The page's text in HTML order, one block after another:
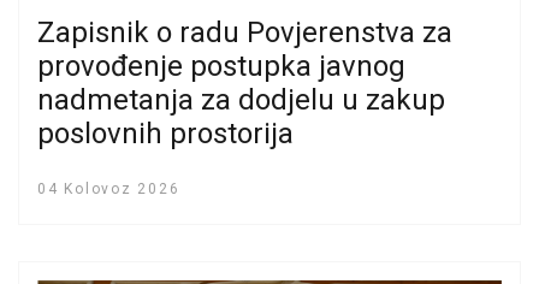
Zapisnik o radu Povjerenstva za
provođenje postupka javnog
nadmetanja za dodjelu u zakup
poslovnih prostorija
04 Kolovoz 2026